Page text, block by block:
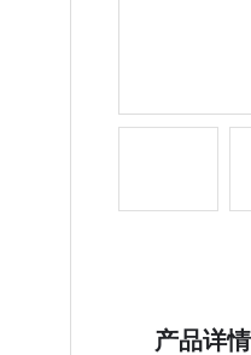
产品详情